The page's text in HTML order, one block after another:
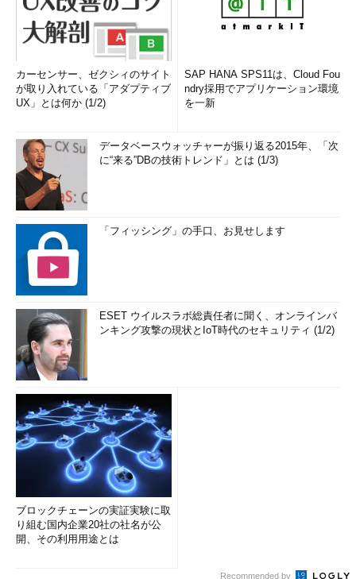
と電卓が動かないということではありません（位置情報を許可し
なくても、「マップ」を使えるのと同じ理屈）。でも、電卓でど
んな機能にインターネット接続を使うのでしょうか……。
新たに追加された「通貨」コンバーターが最新の為替レートを
取得するために使用しているようです（読者からのご指摘、どう
画面6
Updateのもの（Creators Updateも同様）、右はAnniversar
y Updateのもの
筆者紹介
山市 良（やまいち りょう）
岩手県花巻市在住。Microsoft MVP：Cloud and Datacenter
Management（Oct 2008 - Sep 2016）。SIer、IT出版社、中堅
企業のシステム管理者を経て、フリーのテクニカルライター
に。Microsoft製品、テクノロジーを中心に、IT雑誌、Webサイ
トへの記事の寄稿、ドキュメント作成、事例取材などを手掛け
る。個人ブログは『山市良のえぬなんとかわーるど
Windows Server 2016テクノロジ入門－完全版
社）。
カーセンサー、ゼクシィのサイト
が取り入れている「アダプティブ
UX」とは何か (1/2)
SAP HANA SPS11は、Cloud Fou
ndry採用でアプリケーション環境
を一新
データベースウォッチャーが振り返る2015年、「次
に“来る”DBの技術トレンド」とは (1/3)
「フィッシング」の手口、お見せします
ESET ウイルスラボ総責任者に聞く、オンラインバ
ンキング攻撃の現状とIoT時代のセキュリティ (1/2)
ブロックチェーンの実証実験に取
り組む国内企業20社の社名が公
開、その利用用途とは
Recommended by